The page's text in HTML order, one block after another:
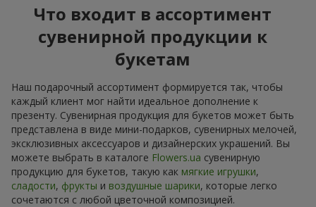
Что входит в ассортимент
сувенирной продукции к
букетам
Наш подарочный ассортимент формируется так, чтобы
каждый клиент мог найти идеальное дополнение к
презенту. Сувенирная продукция для букетов может быть
представлена в виде мини-подарков, сувенирных мелочей,
эксклюзивных аксессуаров и дизайнерских украшений. Вы
можете выбрать в каталоге Flowers.ua сувенирную
продукцию для букетов, такую как мягкие игрушки,
сладости, фрукты и воздушные шарики, которые легко
сочетаются с любой цветочной композицией.